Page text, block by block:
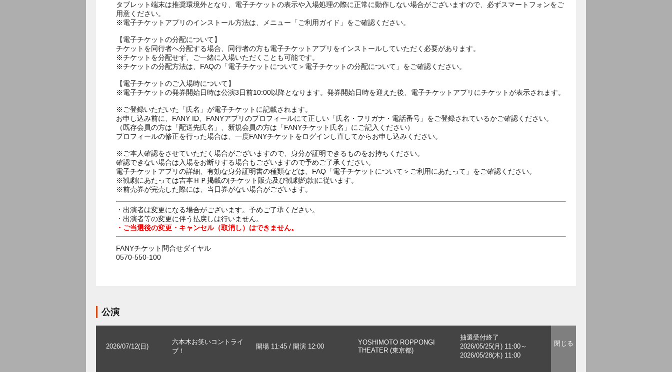
タブレット端末は推奨環境外となり、電子チケットの表示や入場処理の際に正常に動作しない場合がございますので、必ずスマートフォンをご
用意ください。
※電子チケットアプリのインストール方法は、メニュー「ご利用ガイド」をご確認ください。
【電子チケットの分配について】
チケットを同行者へ分配する場合、同行者の方も電子チケットアプリをインストールしていただく必要があります。
※チケットを分配せず、ご一緒に入場いただくことも可能です。
※チケットの分配方法は、FAQの「電子チケットについて＞電子チケットの分配について」をご確認ください。
【電子チケットのご入場時について】
※電子チケットの発券開始日時は公演3日前10:00以降となります。発券開始日時を迎えた後、電子チケットアプリにチケットが表示されます。
※ご登録いただいた「氏名」が電子チケットに記載されます。
お申し込み前に、FANY ID、FANYアプリのプロフィールにて正しい「氏名・フリガナ・電話番号」をご登録されているかご確認ください。
（既存会員の方は「配送先氏名」、新規会員の方は「FANYチケット氏名」にご記入ください）
プロフィールの修正を行った場合は、一度FANYチケットをログインし直してからお申し込みください。
※ご本人確認をさせていただく場合がございますので、身分が証明できるものをお持ちください。
確認できない場合は入場をお断りする場合もございますので予めご了承ください。
電子チケットアプリの詳細、有効な身分証明書の種類などは、FAQ「電子チケットについて＞ご利用にあたって」をご確認ください。
※観劇にあたっては吉本ＨＰ掲載の[チケット販売及び観劇約款]に従います。
※前売券が完売した際には、当日券がない場合がございます。
・出演者は変更になる場合がございます。予めご了承ください。
・出演者等の変更に伴う払戻しは行いません。
・ご当選後の変更・キャンセル（取消し）はできません。
FANYチケット問合せダイヤル
0570-550-100
公演
2026/07/12(日)
六本木お笑いコントライ
ブ！
開場 11:45 / 開演 12:00
YOSHIMOTO ROPPONGI
THEATER (東京都)
抽選受付終了
2026/05/25(月) 11:00～
2026/05/28(木) 11:00